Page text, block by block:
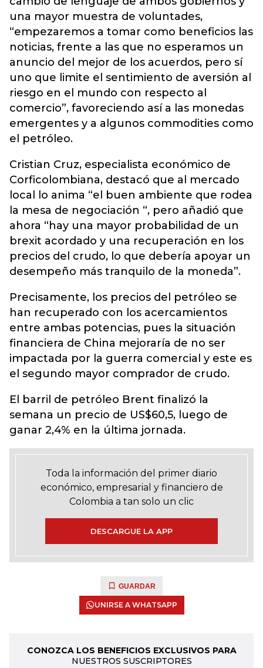
una mayor muestra de voluntades,
“empezaremos a tomar como beneficios las
noticias, frente a las que no esperamos un
anuncio del mejor de los acuerdos, pero sí
uno que limite el sentimiento de aversión al
riesgo en el mundo con respecto al
comercio”, favoreciendo así a las monedas
emergentes y a algunos commodities como
el petróleo.
Cristian Cruz, especialista económico de
Corficolombiana, destacó que al mercado
local lo anima “el buen ambiente que rodea
la mesa de negociación “, pero añadió que
ahora “hay una mayor probabilidad de un
brexit acordado y una recuperación en los
precios del crudo, lo que debería apoyar un
desempeño más tranquilo de la moneda”.
Precisamente, los precios del petróleo se
han recuperado con los acercamientos
entre ambas potencias, pues la situación
financiera de China mejoraría de no ser
impactada por la guerra comercial y este es
el segundo mayor comprador de crudo.
El barril de petróleo Brent finalizó la
semana un precio de US$60,5, luego de
ganar 2,4% en la última jornada.
Toda la información del primer diario
económico, empresarial y financiero de
Colombia a tan solo un clic
DESCARGUE LA APP
GUARDAR
UNIRSE A WHATSAPP
CONOZCA LOS BENEFICIOS EXCLUSIVOS PARA
NUESTROS SUSCRIPTORES